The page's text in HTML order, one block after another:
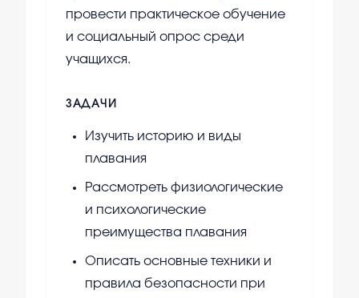
провести практическое обучение
и социальный опрос среди
учащихся.
ЗАДАЧИ
Изучить историю и виды
плавания
Рассмотреть физиологические
и психологические
преимущества плавания
Описать основные техники и
правила безопасности при